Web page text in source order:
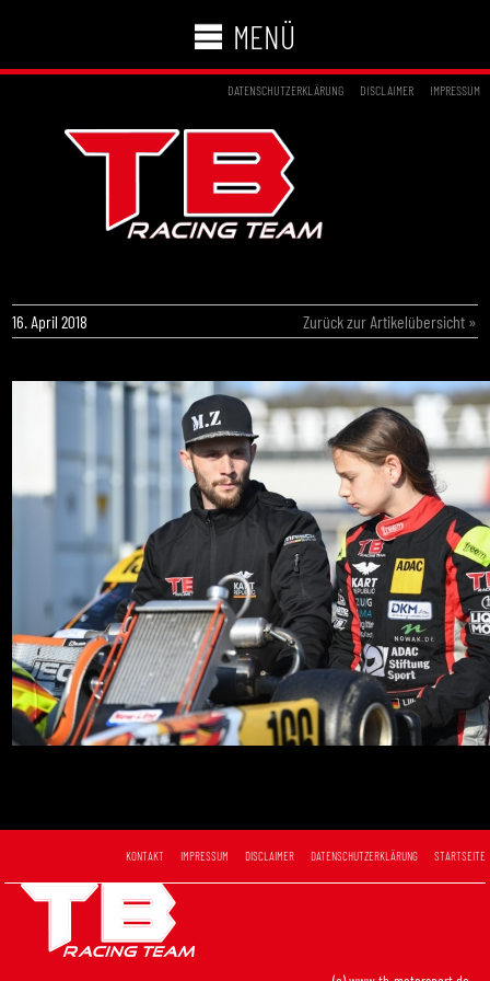
MENÜ
DATENSCHUTZERKLÄRUNG DISCLAIMER IMPRESSUM
16. April 2018 Zurück zur Artikelübersicht »
STARTSEITE
DATENSCHUTZERKLÄRUNG
DISCLAIMER
IMPRESSUM
KONTAKT